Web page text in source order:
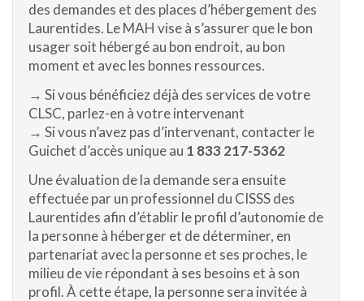
des demandes et des places d’hébergement des
Laurentides. Le MAH vise à s’assurer que le bon
usager soit hébergé au bon endroit, au bon
moment et avec les bonnes ressources.
→ Si vous bénéficiez déjà des services de votre
CLSC, parlez-en à votre intervenant
→ Si vous n’avez pas d’intervenant, contacter le
Guichet d’accès unique au 1 833 217-5362
Une évaluation de la demande sera ensuite
effectuée par un professionnel du CISSS des
Laurentides afin d’établir le profil d’autonomie de
la personne à héberger et de déterminer, en
partenariat avec la personne et ses proches, le
milieu de vie répondant à ses besoins et à son
profil. À cette étape, la personne sera invitée à